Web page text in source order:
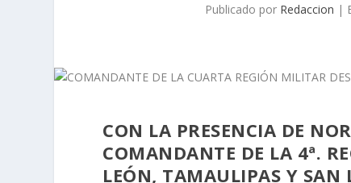
Publicado por Redaccion |
CON LA PRESENCIA DE
COMANDANTE DE LA 4ª.
LEÓN, TAMAULIPAS Y SAN